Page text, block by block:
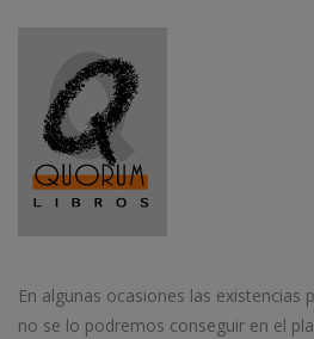
En algunas ocasiones las existencias
no se lo podremos conseguir en el